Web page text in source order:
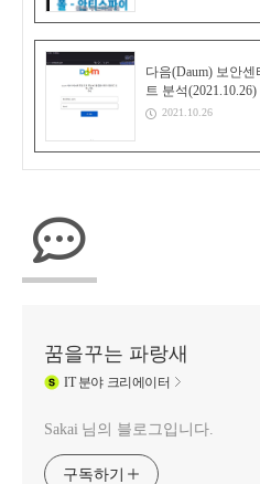
다음(Daum) 보안센
트 분석(2021.10.26)
2021.10.26
꿈을꾸는 파랑새
IT분야 크리에이터
Sakai 님의 블로그입니다.
구독하기